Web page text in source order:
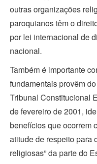
outras organizações
paroquianos têm o
por lei internacional de
nacional.
Também é importante
fundamentais provêm
Tribunal Constitucional
de fevereiro de 2001,
benefícios que ocorrem
atitude de respeito para
religiosas” da parte do